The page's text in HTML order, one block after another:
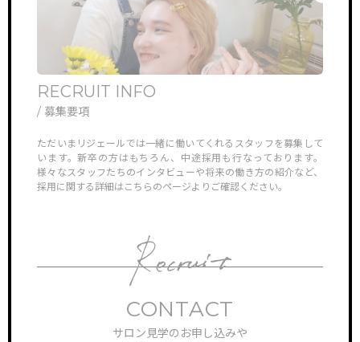
BRAND SALON サロン一覧
NEWS & TOPICS 新着情報
INSTAGRAM
ONLINEGUIDANCE オンライン見学
COMPANY
お問い合わせ
RECRUIT INFO
/ 募集要項
ただいまリジェールでは一緒に働いてくれるスタッフを募集して
います。新卒の方はもちろん、中途採用も行なっております。
様々なスタッフたちのインタビューや将来の働き方の紹介など、
採用に関する詳細はこちらのページよりご確認ください。
CONTACT
サロン見学のお申し込みや